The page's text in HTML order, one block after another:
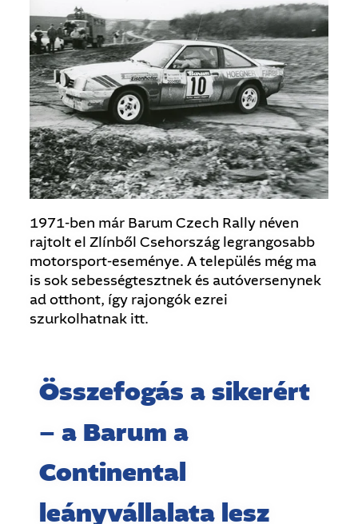
1971-ben már Barum Czech Rally néven
rajtolt el Zlínből Csehország legrangosabb
motorsport-eseménye. A település még ma
is sok sebességtesztnek és autóversenynek
ad otthont, így rajongók ezrei
szurkolhatnak itt.
Összefogás a sikerért
– a Barum a
Continental
leányvállalata lesz